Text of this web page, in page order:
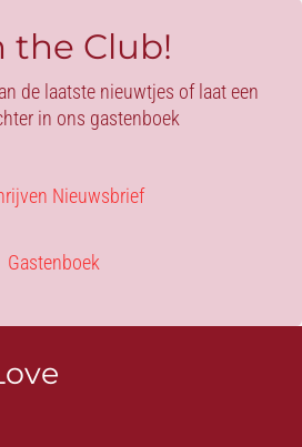
the Club!
de laatste nieuwtjes of laat een
in ons gastenboek
Nieuwsbrief
Gastenboek